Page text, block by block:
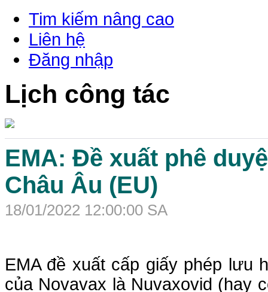
Tim kiếm nâng cao
Liên hệ
Đăng nhập
Lịch công tác
EMA: Đề xuất phê
Châu Âu (EU)
18/01/2022 12:00:00 SA
EMA đề xuất cấp giấy phép lưu
của Novavax là Nuvaxovid (hay